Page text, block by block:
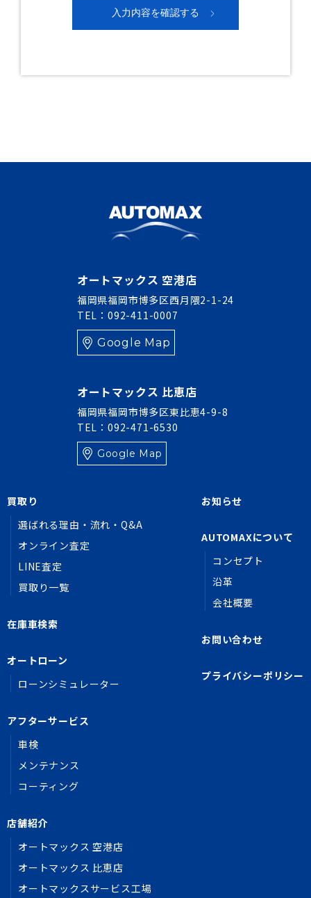
オートマックス 空港店
福岡県福岡市博多区西月隈2-1-24
TEL：092-411-0007
Google Map
オートマックス 比恵店
福岡県福岡市博多区東比恵4-9-8
TEL：092-471-6530
Google Map
買取り
選ばれる理由・流れ・Q&A
オンライン査定
LINE査定
買取り一覧
在庫車検索
オートローン
ローンシミュレーター
アフターサービス
車検
メンテナンス
コーティング
店舗紹介
オートマックス 空港店
オートマックス 比恵店
オートマックスサービス工場
お知らせ
AUTOMAXについて
コンセプト
沿革
会社概要
お問い合わせ
プライバシーポリシー